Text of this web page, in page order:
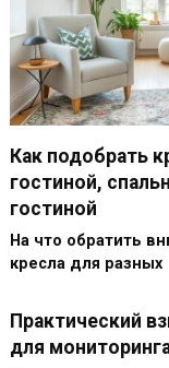
Как подобрать
гостиной,
гостиной
На что обратить
кресла для разных
Практический
для